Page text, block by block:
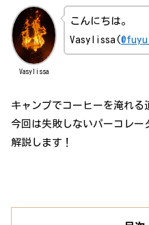
Vasylissa
こんにちは。
Vasylissa(
キャンプでコーヒーを淹れる
今回は失敗しないパーコレー
解説します！